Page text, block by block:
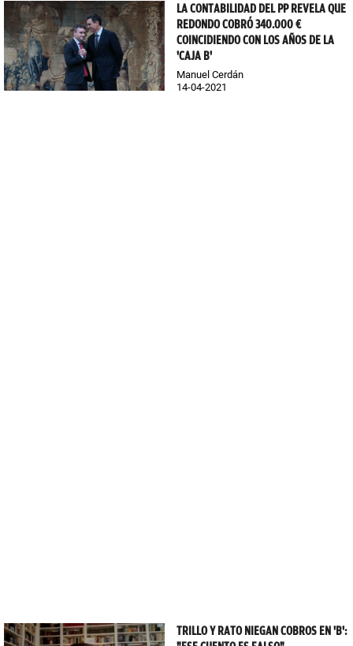
LA CONTABILIDAD DEL PP REVELA QUE
REDONDO COBRÓ 340.000 €
COINCIDIENDO CON LOS AÑOS DE LA
'CAJA B'
Manuel Cerdán
14-04-2021
TRILLO Y RATO NIEGAN COBROS EN 'B':